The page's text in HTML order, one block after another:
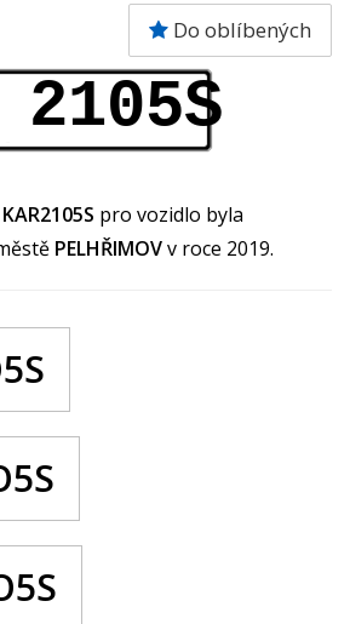
Do oblíbených
2105S
KAR2105S pro vozidlo byla
PELHŘIMOVv roce 2019.